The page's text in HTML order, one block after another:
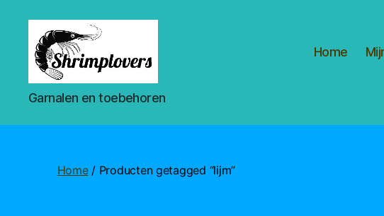
Shrimplovers
Garnalen en toebehoren
Home
Home/ Producten getagged “lijm”